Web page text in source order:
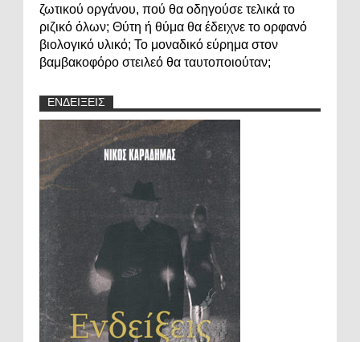
ζωτικού οργάνου, πού θα οδηγούσε τελικά το
ριζικό όλων; Θύτη ή θύμα θα έδειχνε το ορφανό
βιολογικό υλικό; Το μοναδικό εύρημα στον
βαμβακοφόρο στειλεό θα ταυτοποιούταν;
ΕΝΔΕΙΞΕΙΣ